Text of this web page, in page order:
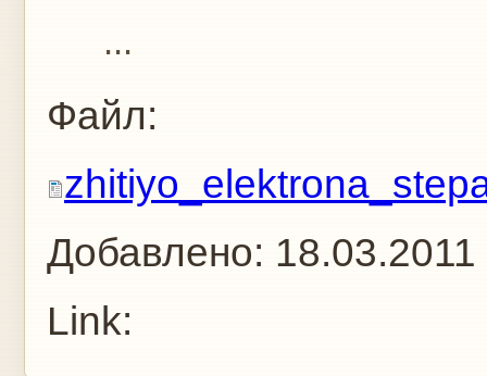
...
Файл:
Добавлено: 18.03.2011
Link: